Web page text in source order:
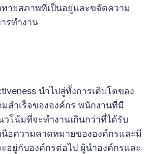
ายสภาพที่เป็นอยู่และขจัดความ
รทำงาน
นำไปสู่ทั้งการเติบโตของ
สำเร็จขององค์กร พนักงานที่มี
โน้มที่จะทำงานเกินกว่าที่ได้รับ
อความคาดหมายขององค์กรและมี
อยู่กับองค์กรต่อไป ผู้นำองค์กรและ